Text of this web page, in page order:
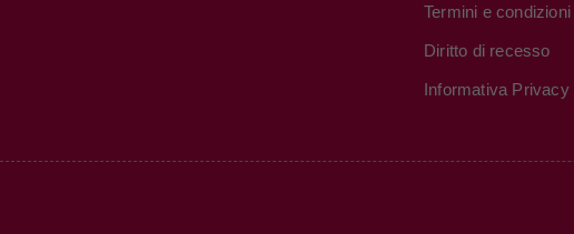
Termini e condizioni
Diritto di recesso
Informativa Privacy